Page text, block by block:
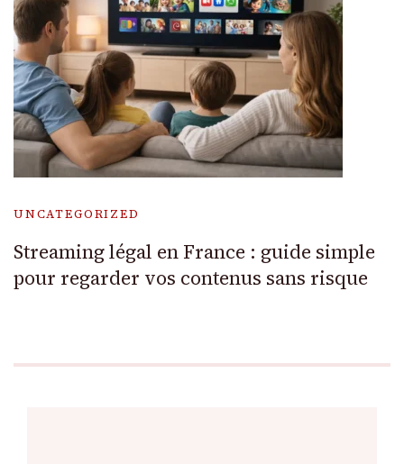
UNCATEGORIZED
Streaming légal en France : guide simple
pour regarder vos contenus sans risque